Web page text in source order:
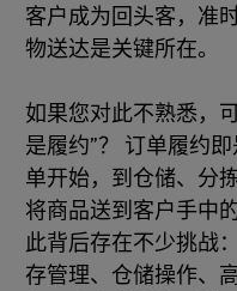
客户成为回头客，准
物送达是关键所在。
如果您对此不熟悉，
是履约”？ 订单履约
单开始，到仓储、分
将商品送到客户手中
此背后存在不少挑战
存管理、仓储操作、